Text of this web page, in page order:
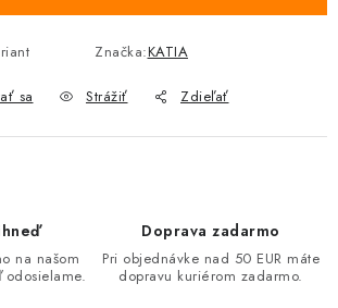
Značka:KATIA
sa Strážiť Zdieľať
na našom
Doprava zadarmo
Pri objednávke nad 50 EUR máte
dopravu kuriérom zadarmo.